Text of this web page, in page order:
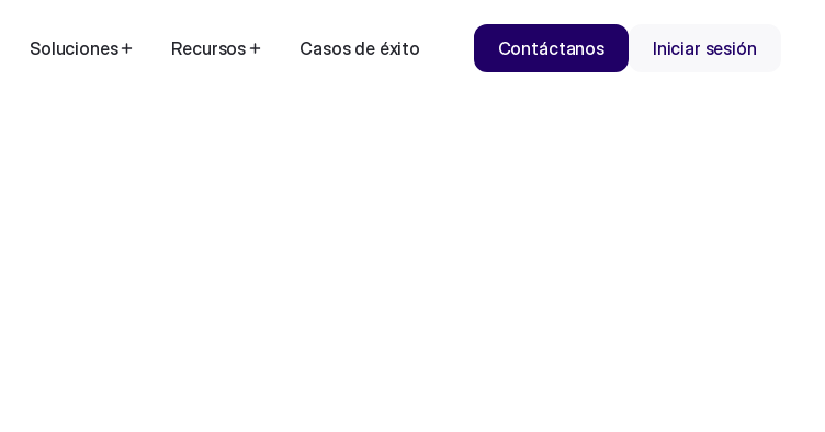
Soluciones Recursos Casos de éxito Contáctanos Iniciar sesión